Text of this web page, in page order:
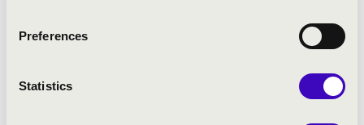
Preferences
Statistics